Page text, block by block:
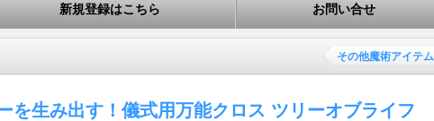
新規登録はこちら お問い合せ
その他魔術アイテム
を生み出す！儀式用万能クロス ツリーオブライフ